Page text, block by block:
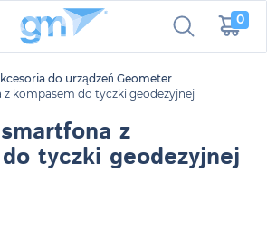
0
do urządzeń Geometer
kompasem do tyczki geodezyjnej
z
tyczki geodezyjnej